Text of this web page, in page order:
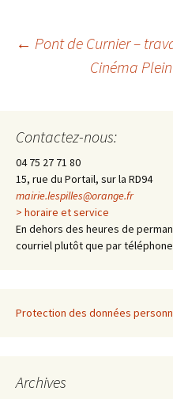
des
articles
← Pont de Curnier –
Cinéma
Contactez-nous:
04 75 27 71 80
15, rue du Portail, sur la RD94
mairie.lespilles@orange.fr
> horaire et service
En dehors des heures de
courriel plutôt que par
Protection des données
Archives